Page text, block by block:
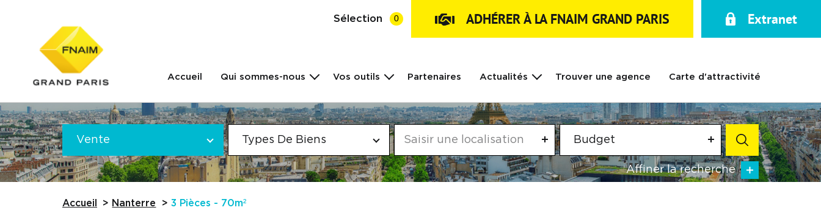
Sélection 0 ADHÉRER À LA FNAIM GRAND PARIS Extranet
Accueil Qui sommes-nous Vos outils Partenaires Actualités Trouver une agence Carte d'attractivité
RECHERCHE
Offre
* Vente Types De Biens Budget
Référence Affiner la recherche
Accueil Nanterre 3 Pièces - 70m²